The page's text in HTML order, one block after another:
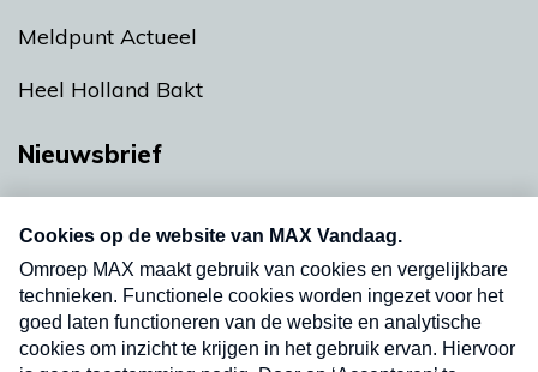
Meldpunt Actueel
Heel Holland Bakt
Nieuwsbrief
nieuwsbrief. Elke vrijdag- en dinsdagochtend in
uw mailbox.
Verzend